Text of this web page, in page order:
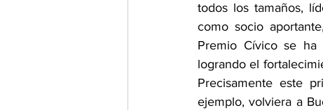
todos los tamaños,
como socio
Premio Cívico se ha
logrando el
Precisamente este
ejemplo, volviera a